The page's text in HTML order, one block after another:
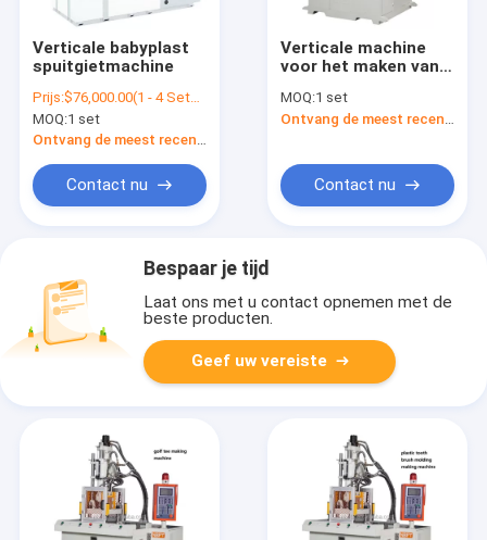
Verticale babyplast
spuitgietmachine
Prijs:$76,000.00(1 - 4 Sets) $71,000.00(5 - 9 Sets) $66,000.00(>=10 Sets)
MOQ:1 set
Ontvang de meest recente Prijs
Contact nu
Verticale machine
voor het maken van
MOQ:1 set
Contact nu
Bespaar je tijd
Laat ons met u contact opnemen met de
beste producten.
Geef uw vereiste